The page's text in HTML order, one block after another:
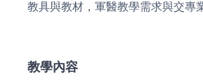
教具與教材，軍醫教學需求與交專
教學內容